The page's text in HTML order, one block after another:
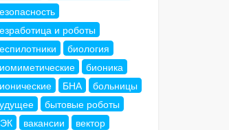
и роботы
биология
бионика
БНА
больницы
бытовые роботы
вакансии
вектор